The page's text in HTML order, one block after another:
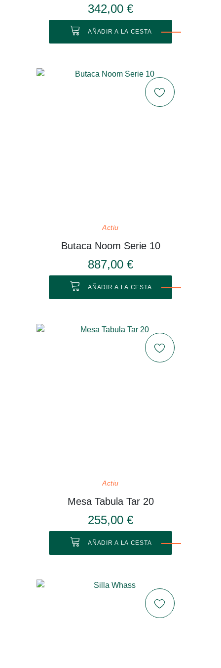
342,00 €
AÑADIR A LA CESTA
Actiu
Butaca Noom Serie 10
887,00 €
AÑADIR A LA CESTA
Actiu
Mesa Tabula Tar 20
255,00 €
AÑADIR A LA CESTA